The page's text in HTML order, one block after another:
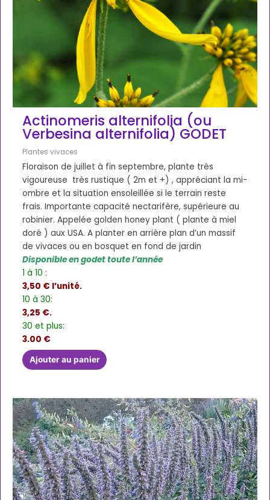
Actinomeris alternifolia (ou
Verbesina alternifolia) GODET
Plantes vivaces
Floraison de juillet à fin septembre, plante très
vigoureuse très rustique ( 2m et +) , appréciant la mi-
ombre et la situation ensoleillée si le terrain reste
frais. Importante capacité nectarifère, supérieure au
robinier. Appelée golden honey plant ( plante à miel
doré ) aux USA. A planter en arrière plan d’un massif
de vivaces ou en bosquet en fond de jardin
Disponible en godet toute l’année
1 à 10 :
3,50 € l’unité.
10 à 30:
3,25 €.
30 et plus:
3.00 €
Ajouter au panier